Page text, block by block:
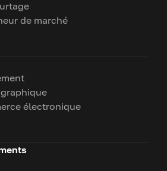
de marché
électronique